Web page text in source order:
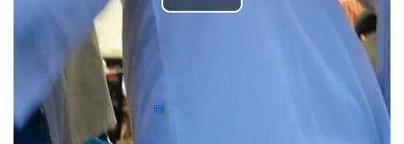
P
Defrituurmandjes
Grote hoeveelheden loempia’s worden tegelijk